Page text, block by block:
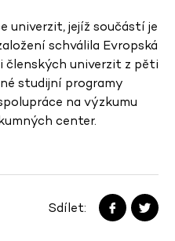
univerzit, jejíž součástí je
schválila Evropská
členských univerzit z pěti
studijní programy
na výzkumu
center.
Sdílet: